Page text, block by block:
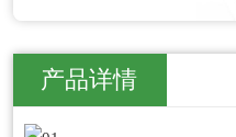
产品详情